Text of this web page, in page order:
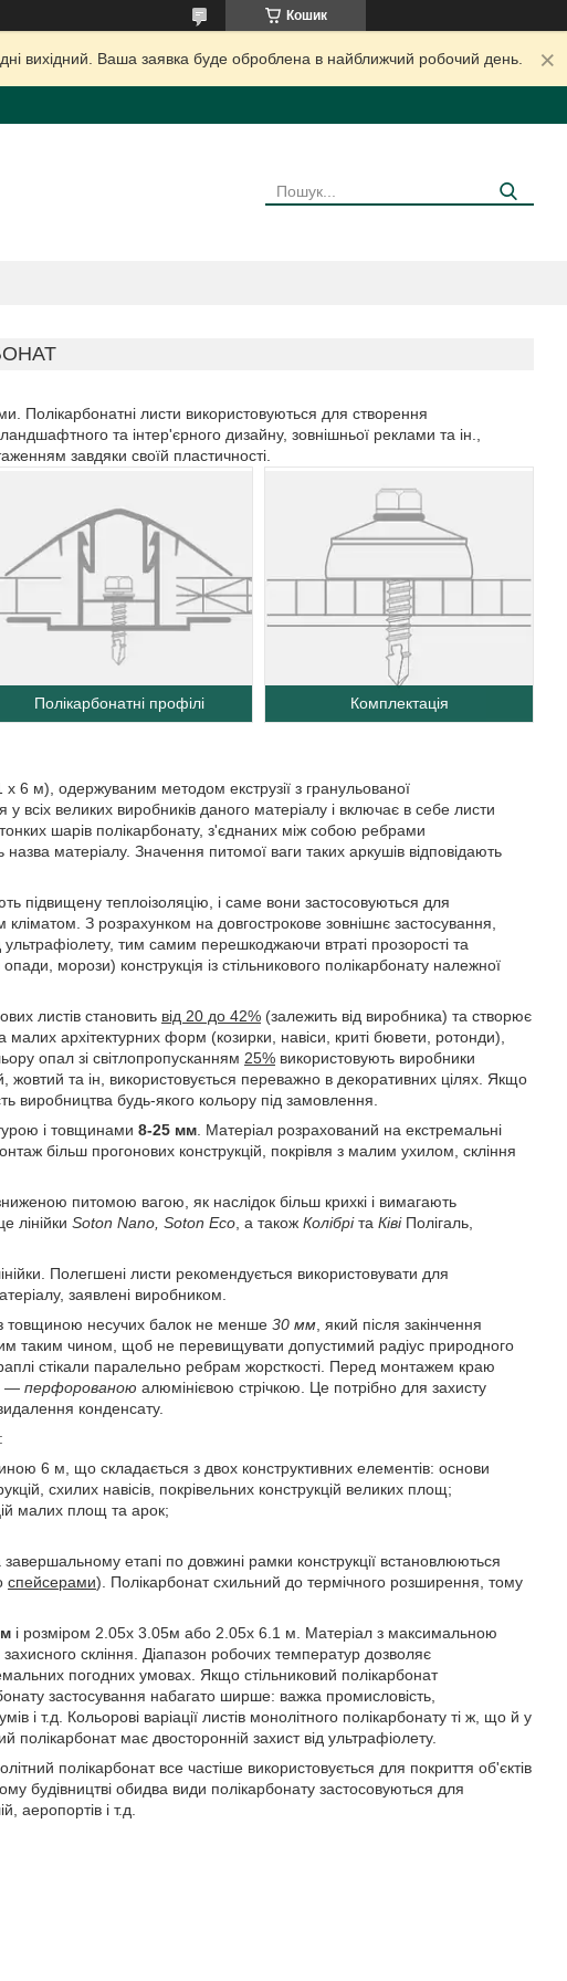
Кошик
вихідний. Ваша заявка буде оброблена в найближчий робочий день.
Полікарбонатні листи використовуються для створення
та інтер'єрного дизайну, зовнішньої реклами та ін.,
завдяки своїй пластичності.
Полікарбонатні профілі Комплектація
6 м), одержуваним методом екструзії з гранульованої
всіх великих виробників даного матеріалу і включає в себе листи
шарів полікарбонату, з'єднаних між собою ребрами
назва матеріалу. Значення питомої ваги таких аркушів відповідають
підвищену теплоізоляцію, і саме вони застосовуються для
кліматом. З розрахунком на довгострокове зовнішнє застосування,
тим самим перешкоджаючи втраті прозорості та
морози) конструкція із стільникового полікарбонату належної
листів становить від 20 до 42% (залежить від виробника) та створює
малих архітектурних форм (козирки, навіси, криті бювети, ротонди),
опал зі світлопропусканням 25% використовують виробники
та ін, використовується переважно в декоративних цілях. Якщо
виробництва будь-якого кольору під замовлення.
і товщинами 8-25 мм . Матеріал розрахований на екстремальні
більш прогонових конструкцій, покрівля з малим ухилом, скління
питомою вагою, як наслідок більш крихкі і вимагають
лінійки Soton Nano, Soton Eco , а також Колібріта Ківі Полігаль,
Полегшені листи рекомендується використовувати для
заявлені виробником.
товщиною несучих балок не менше 30 мм , який після закінчення
таким чином, щоб не перевищувати допустимий радіус природного
стікали паралельно ребрам жорсткості. Перед монтажем краю
— перфорованою алюмінієвою стрічкою. Це потрібно для захисту
конденсату.
6 м, що складається з двох конструктивних елементів: основи
схилих навісів, покрівельних конструкцій великих площ;
малих площ та арок;
завершальному етапі по довжині рамки конструкції встановлюються
спейсерами). Полікарбонат схильний до термічного розширення, тому
і розміром 2.05х 3.05м або 2.05х 6.1 м. Матеріал з максимальною
скління. Діапазон робочих температур дозволяє
погодних умовах. Якщо стільниковий полікарбонат
застосування набагато ширше: важка промисловість,
т.д. Кольорові варіації листів монолітного полікарбонату ті ж, що й у
має двосторонній захист від ультрафіолету.
полікарбонат все частіше використовується для покриття об'єктів
будівництві обидва види полікарбонату застосовуються для
аеропортів і т.д.